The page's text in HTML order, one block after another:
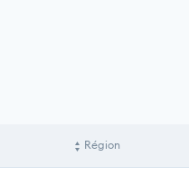
Région